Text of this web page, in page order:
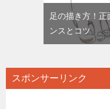
足の描き方！
ンスとコツ
スポンサーリンク